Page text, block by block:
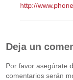
http://
Deja un
Por favor asegúrate
comentarios serán